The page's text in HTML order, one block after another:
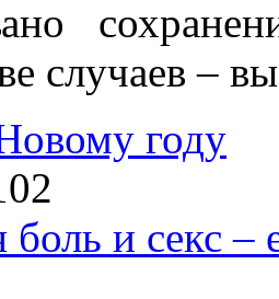
случаев –
году
боль и секс –